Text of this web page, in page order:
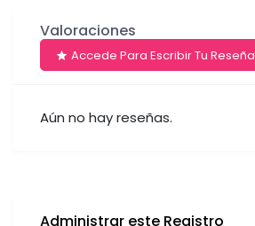
Valoraciones
Accede Para Escribir Tu Reseña
Aún no hay reseñas.
Administrar este Registro